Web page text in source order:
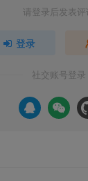
请登录后发表评
登录
社交账号登录